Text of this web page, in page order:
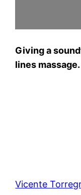
Giving a
lines massage.
Vicente